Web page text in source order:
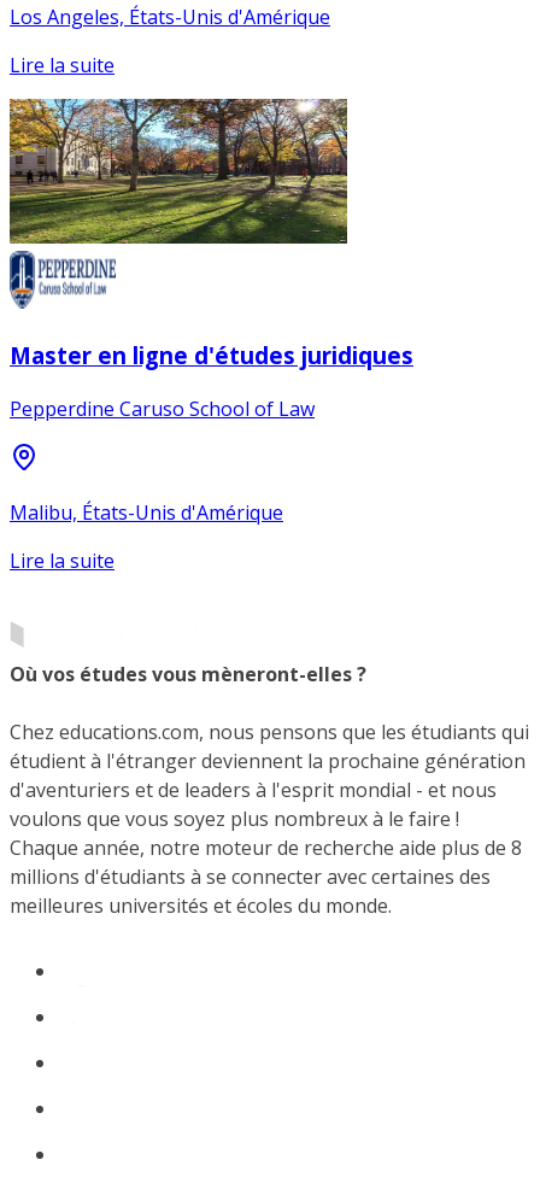
Los Angeles, États-Unis d'Amérique
Lire la suite
Master en ligne d'études juridiques
Pepperdine Caruso School of Law
Malibu, États-Unis d'Amérique
Lire la suite
Où vos études vous mèneront-elles ?
Chez educations.com, nous pensons que les étudiants qui
étudient à l'étranger deviennent la prochaine génération
d'aventuriers et de leaders à l'esprit mondial - et nous
voulons que vous soyez plus nombreux à le faire !
Chaque année, notre moteur de recherche aide plus de 8
millions d'étudiants à se connecter avec certaines des
meilleures universités et écoles du monde.